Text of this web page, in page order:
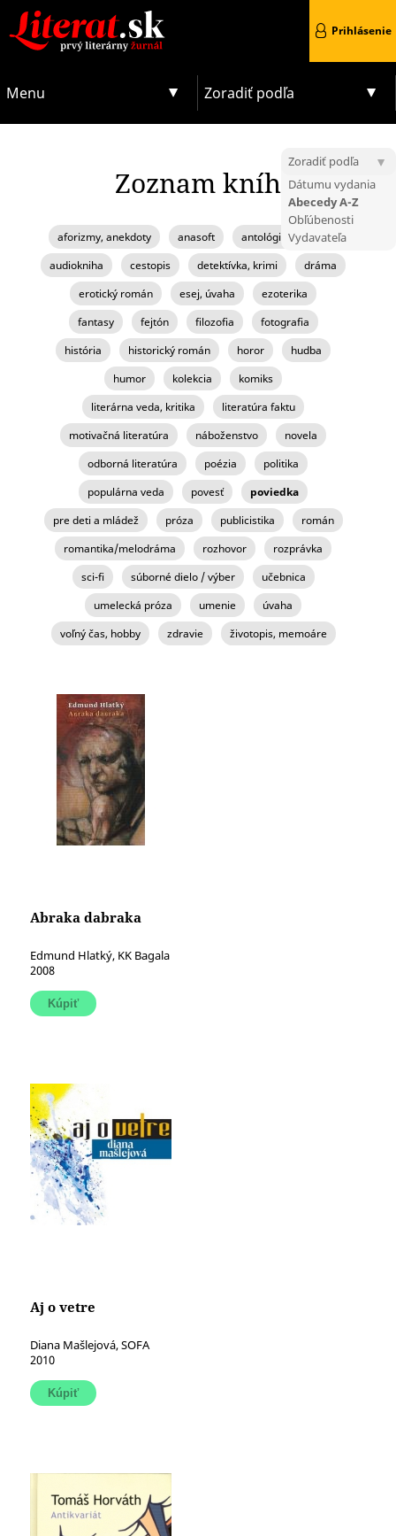
Menu Zoradiť podľa
Prihlásenie
Zoznam kníh
aforizmy, anekdoty anasoft
antológia, zborník
audiokniha
cestopis detektívka, krimi
dráma
erotický román
esej, úvaha
ezoterika
fantasy
fejtón filozofia
fotografia
história
historický román horor
hudba
humor
kolekcia
komiks
literárna veda, kritika
literatúra faktu
motivačná literatúra
náboženstvo
novela
odborná literatúra
poézia
politika
populárna veda
povesť
poviedka
pre deti a mládež
próza publicistika
román
romantika/melodráma
rozhovor
rozprávka
sci-fi
súborné dielo / výber
učebnica
umelecká próza
umenie
úvaha
voľný čas, hobby
zdravie životopis, memoáre
Zoradiť podľa
Dátumu vydania
Abecedy A-Z
Obľúbenosti
Vydavateľa
Abraka dabraka
Edmund Hlatký, KK Bagala
2008
Aj o vetre
Diana Mašlejová, SOFA
2010
STRÁNKY